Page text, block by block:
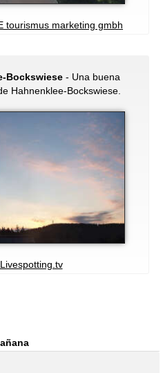
tourismus marketing gmbh
Bockswiese - Una buena
Hahnenklee-Bockswiese.
Livespotting.tv